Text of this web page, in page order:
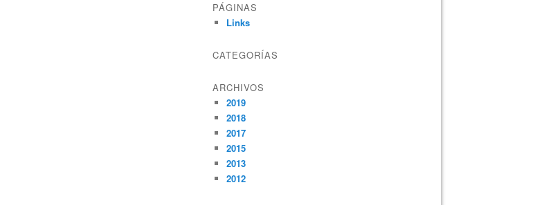
PÁGINAS
Links
CATEGORÍAS
ARCHIVOS
2019
2018
2017
2015
2013
2012